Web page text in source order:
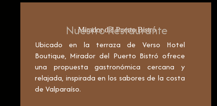
Mirador del Puerto Bistró
Nuestro Restaurante
Ubicado en la terraza de Verso Hotel
Boutique, Mirador del Puerto Bistró ofrece
una propuesta gastronómica cercana y
relajada, inspirada en los sabores de la costa
de Valparaíso.